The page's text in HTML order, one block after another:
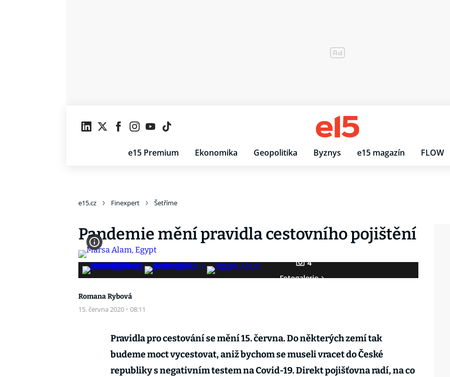
e15 Premium Ekonomika Geopolitika Byznys e15 magazín FLOW
e15.cz Finexpert Šetříme
Pandemie mění pravidla cestovního pojištění
4
Fotogalerie
Romana Rybová
15. června 2020 · 08:11
Pravidla pro cestování se mění 15. června. Do některých zemí tak
budeme moct vycestovat, aniž bychom se museli vracet do České
republiky s negativním testem na Covid-19. Direkt pojišťovna radí, na co